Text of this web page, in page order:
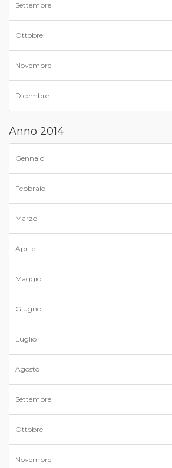
Settembre
Ottobre
Novembre
Dicembre
Anno 2014
Gennaio
Febbraio
Marzo
Aprile
Maggio
Giugno
Luglio
Agosto
Settembre
Ottobre
Novembre